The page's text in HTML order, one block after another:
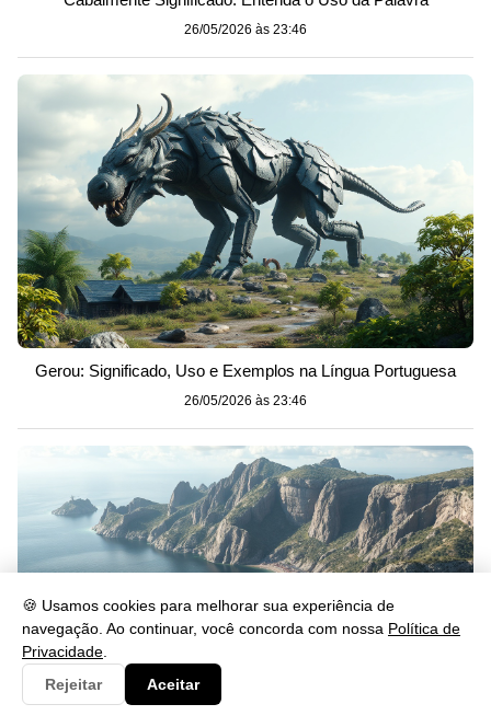
🍪 Usamos cookies para melhorar sua experiência de
navegação. Ao continuar, você concorda com nossa Política de
Privacidade
Rejeitar
Aceitar
26/05/2026 às 23:46
Gerou: Significado, Uso e Exemplos na Língua Portuguesa
26/05/2026 às 23:46